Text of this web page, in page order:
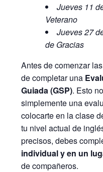
Jueves 11
Veterano
Jueves 27
de Gracias
Antes de comenzar
de completar una
Guiada (GSP). Esto
simplemente una
colocarte en la clase
tu nivel actual de
precisos, debes
individual y en un
de compañeros.